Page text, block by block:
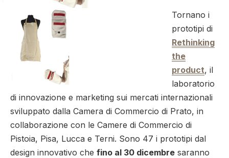
Tornano i
prototipi di
Rethinking
the
product, il
laboratorio
di innovazione e marketing sui mercati internazionali
sviluppato dalla Camera di Commercio di Prato, in
collaborazione con le Camere di Commercio di
Pistoia, Pisa, Lucca e Terni. Sono 47 i prototipi dal
design innovativo che fino al 30 dicembre saranno